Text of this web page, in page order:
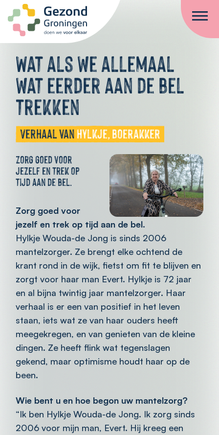
Ga naar de inhoud
Wat als we allemaal
wat eerder aan de bel
trekken
Verhaal van Hylkje, Boerakker
Zorg goed voor
jezelf en trek op
tijd aan de bel.
Zorg goed voor
jezelf en trek op tijd aan de bel.
Hylkje Wouda-de Jong is sinds 2006
mantelzorger. Ze brengt elke ochtend de
krant rond in de wijk, fietst om fit te blijven en
zorgt voor haar man Evert. Hylkje is 72 jaar
en al bijna twintig jaar mantelzorger. Haar
verhaal is er een van positief in het leven
staan, iets wat ze van haar ouders heeft
meegekregen, en van genieten van de kleine
dingen. Ze heeft flink wat tegenslagen
gekend, maar optimisme houdt haar op de
been.
Wie bent u en hoe begon uw mantelzorg?
“Ik ben Hylkje Wouda-de Jong. Ik zorg sinds
2006 voor mijn man, Evert. Hij kreeg een